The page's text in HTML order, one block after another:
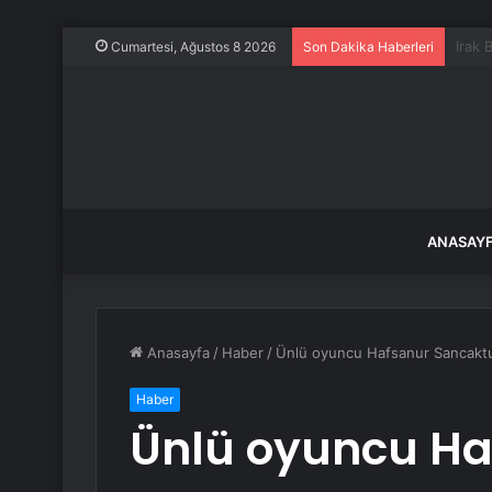
Cumartesi, Ağustos 8 2026 Son Dakika Haberleri
Anasayfa / Haber / Ünlü oyuncu Hafsanur
Haber
Ünlü oyuncu